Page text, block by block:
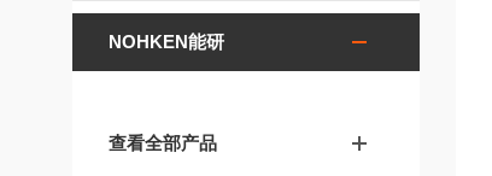
NOHKEN能研
查看全部产品